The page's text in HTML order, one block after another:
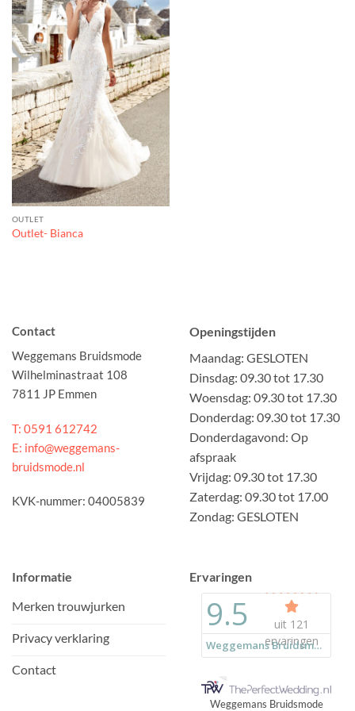
OUTLET
Outlet- Bianca
Contact
Weggemans Bruidsmode
Wilhelminastraat 108
7811 JP Emmen
T: 0591 612742
E: info@weggemans-
bruidsmode.nl
KVK-nummer: 04005839
Openingstijden
Maandag: GESLOTEN
Dinsdag: 09.30 tot 17.30
Woensdag: 09.30 tot 17.30
Donderdag: 09.30 tot 17.30
Donderdagavond: Op
afspraak
Vrijdag: 09.30 tot 17.30
Zaterdag: 09.30 tot 17.00
Zondag: GESLOTEN
Informatie
Merken trouwjurken
Privacy verklaring
Contact
Ervaringen
Weggemans Bruidsmode